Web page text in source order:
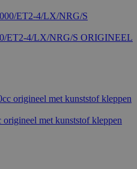
ET2-4/LX/NRG/S ORIGINEEL
met kunststof kleppen